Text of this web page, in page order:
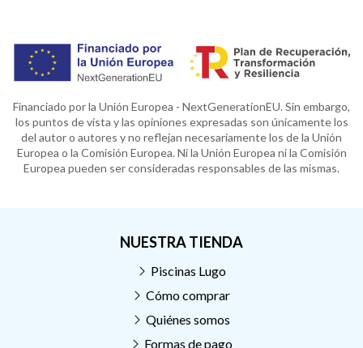
Financiado por la Unión Europea - NextGenerationEU. Sin embargo,
los puntos de vista y las opiniones expresadas son únicamente los
del autor o autores y no reflejan necesariamente los de la Unión
Europea o la Comisión Europea. Ni la Unión Europea ni la Comisión
Europea pueden ser consideradas responsables de las mismas.
NUESTRA TIENDA
Piscinas Lugo
Cómo comprar
Quiénes somos
Formas de pago